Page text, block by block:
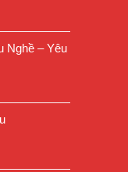
Nghề – Yêu